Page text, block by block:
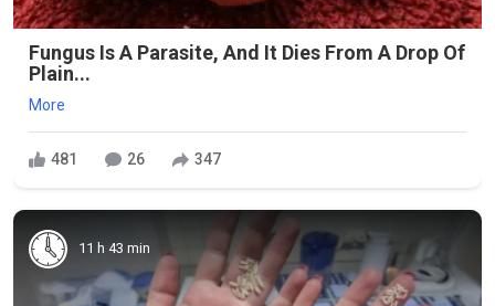
Fungus Is A Parasite, And It Dies From A Drop Of
Plain...
More
481 26 347
11 h 43 min